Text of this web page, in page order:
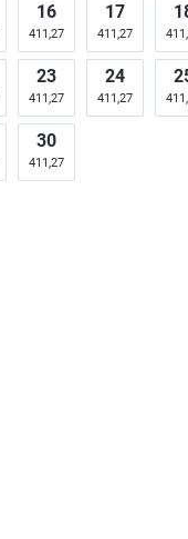
16
411,27
17
411,27
23
411,27
24
411,27
30
411,27